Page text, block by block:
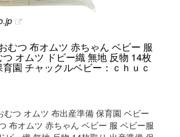
むつ 布オムツ 赤ちゃん ベビー 服
オムツ ドビー織 無地 反物 14枚
園 チャックルベビー：ｃｈｕｃ
むつ オムツ 布出産準備 保育園 ベビー
布オムツ 赤ちゃん ベビー 服 ベビー服